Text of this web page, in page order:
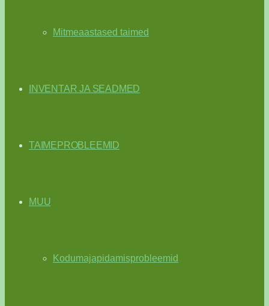
Mitmeaastased taimed
INVENTAR JA SEADMED
TAIMEPROBLEEMID
MUU
Kodumajapidamisprobleemid